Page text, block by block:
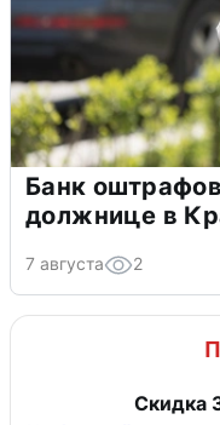
Банк
должнице в
7 августа 2
Скидка